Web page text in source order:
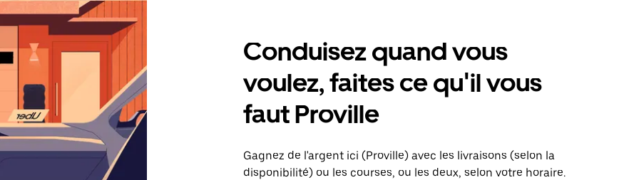
Conduisez quand vous
voulez, faites ce qu'il vous
faut Proville
Gagnez de l'argent ici (Proville) avec les livraisons (selon la
disponibilité) ou les courses, ou les deux, selon votre horaire.